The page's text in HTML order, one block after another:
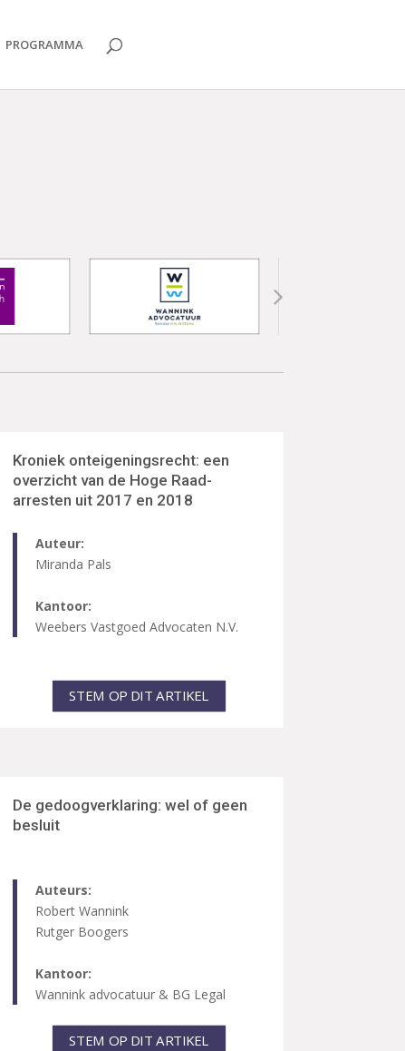
PROGRAMMA
Kroniek onteigeningsrecht: een
overzicht van de Hoge Raad-
arresten uit 2017 en 2018
Auteur:
Miranda Pals
Kantoor:
Weebers Vastgoed Advocaten N.V.
STEM OP DIT ARTIKEL
De gedoogverklaring: wel of geen
besluit
Auteurs:
Robert Wannink
Rutger Boogers
Kantoor:
Wannink advocatuur & BG Legal
STEM OP DIT ARTIKEL